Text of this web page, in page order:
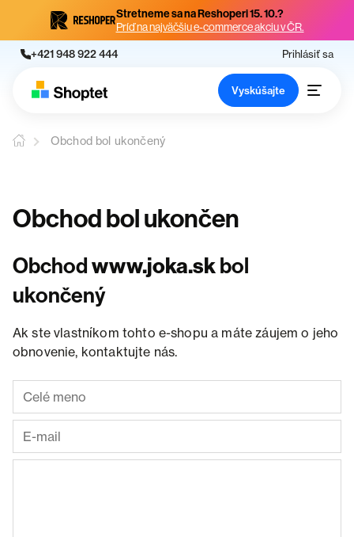
Stretneme sa na Reshoperi 15. 10.?
Príď na najväčšiu e-commerce akciu v ČR.
+421 948 922 444 Prihlásiť sa
Vyskúšajte
Obchod bol ukončený
Obchod bol ukončen
Obchodwww.joka.skbol
ukončený
Ak ste vlastníkom tohto e-shopu a máte záujem o jeho
obnovenie, kontaktujte nás.